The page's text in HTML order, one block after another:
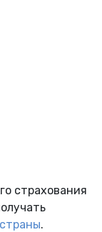
страхования
.